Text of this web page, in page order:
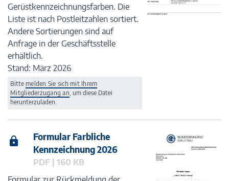
Gerüstkennzeichnungsfarben. Die
Liste ist nach Postleitzahlen sortiert.
Andere Sortierungen sind auf
Anfrage in der Geschäftsstelle
erhältlich.
Stand: März 2026
Bitte melden Sie sich mit Ihrem
Mitgliederzugang an, um diese Datei
herunterzuladen.
Formular Farbliche
Kennzeichnung 2026
PDF | 160 KB